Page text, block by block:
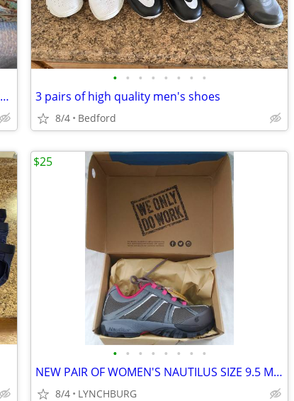
Vera Bradley Pocket Books A mix of small and meduim, and large
• • • • • • • •
3 pairs of high quality men's shoes
8/4 Bedford
• • • • • • • •
NEW PAIR OF WOMEN'S NAUTILUS SIZE 9.5 M STEEL SAFETY SHOES
8/4 LYNCHBURG
$25